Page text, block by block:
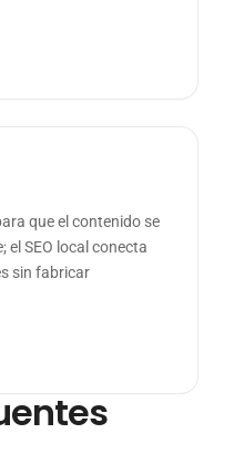
que el contenido se
el SEO local conecta
sin fabricar